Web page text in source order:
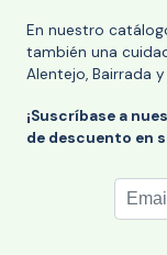
En nuestro
también una
Alentejo, Bairrada
¡Suscríbase a
de descuento en